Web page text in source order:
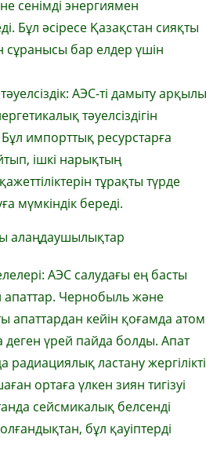
сенімді энергиямен
Бұл әсіресе Қазақстан сияқты
сұранысы бар елдер үшін
АЭС-ті дамыту арқылы
тәуелсіздігін
импорттық ресурстарға
ішкі нарықтың
тұрақты түрде
мүмкіндік береді.
алаңдаушылықтар
АЭС салудағы ең басты
апаттар. Чернобыль және
апаттардан кейін қоғамда атом
деген үрей пайда болды. Апат
радиациялық ластану жергілікті
ортаға үлкен зиян тигізуі
сейсмикалық белсенді
бұл қауіптерді